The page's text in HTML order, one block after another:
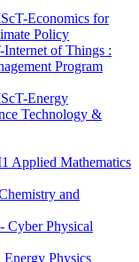
Economics for
Policy
of Things :
Program
Energy
Technology &
Applied Mathematics
and
Cyber Physical
Physics